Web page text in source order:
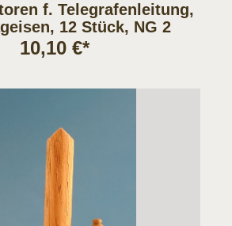
f. Telegrafenleitung,
12 Stück, NG 2
10,10 €*